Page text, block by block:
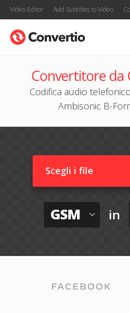
Video Editor Add Subtitles to Video
Convertitore da
Codifica audio
Ambisonic B-
Scegli i file
GSM in